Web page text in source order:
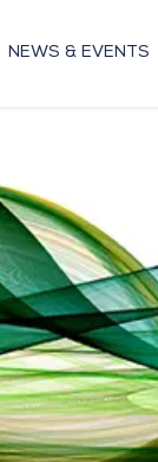
NEWS & EVENTS